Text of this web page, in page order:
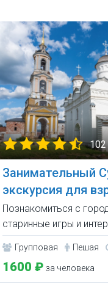
Занимательный
экскурсия для
Познакомиться с
старинные игры и
Групповая Пешая
1600 ₽ за человека